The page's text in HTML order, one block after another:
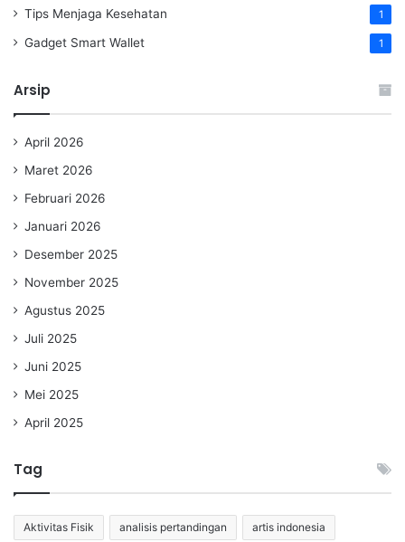
Tips Menjaga Kesehatan 1
Gadget Smart Wallet 1
Arsip
April 2026
Maret 2026
Februari 2026
Januari 2026
Desember 2025
November 2025
Agustus 2025
Juli 2025
Juni 2025
Mei 2025
April 2025
Tag
Aktivitas Fisik analisis pertandingan artis indonesia